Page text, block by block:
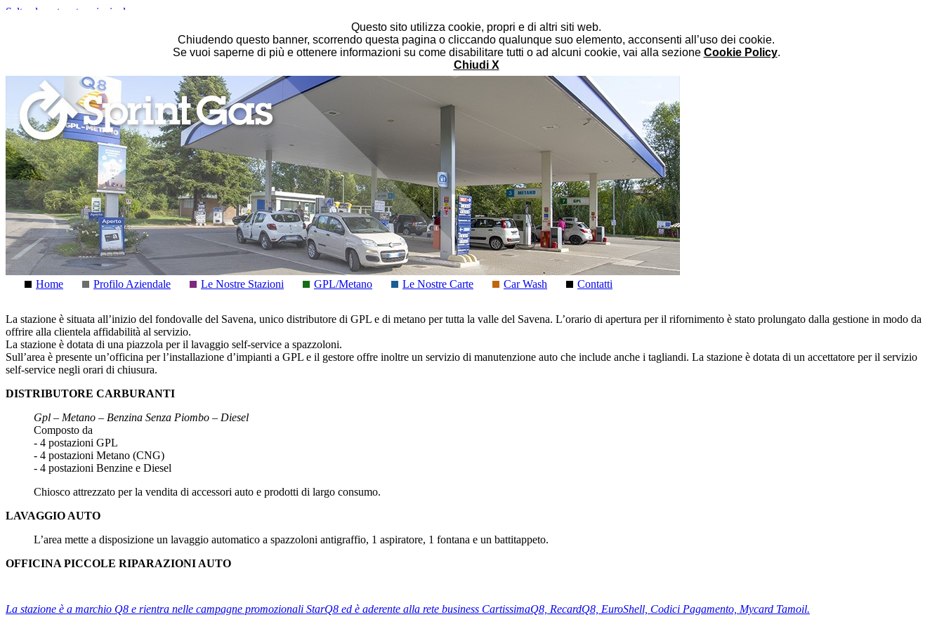
Salta al contenuto principale
Questo sito utilizza cookie, propri e di altri siti web.
Chiudendo questo banner, scorrendo questa pagina o cliccando qualunque suo elemento, acconsenti all’uso dei cookie.
Se vuoi saperne di più e ottenere informazioni su come disabilitare tutti o ad alcuni cookie, vai alla sezione Cookie Policy.
Chiudi X
Home Profilo Aziendale Le Nostre Stazioni GPL/Metano Le Nostre Carte Car Wash Contatti
La stazione è situata all’inizio del fondovalle del Savena, unico distributore di GPL e di metano per tutta la valle del Savena. L’orario di apertura per il rifornimento è stato prolungato dalla gestione in modo da
offrire alla clientela affidabilità al servizio.
La stazione è dotata di una piazzola per il lavaggio self-service a spazzoloni.
Sull’area è presente un’officina per l’installazione d’impianti a GPL e il gestore offre inoltre un servizio di manutenzione auto che include anche i tagliandi. La stazione è dotata di un accettatore per il servizio
self-service negli orari di chiusura.
DISTRIBUTORE CARBURANTI
Gpl – Metano – Benzina Senza Piombo – Diesel
Composto da
- 4 postazioni GPL
- 4 postazioni Metano (CNG)
- 4 postazioni Benzine e Diesel
Chiosco attrezzato per la vendita di accessori auto e prodotti di largo consumo.
LAVAGGIO AUTO
L’area mette a disposizione un lavaggio automatico a spazzoloni antigraffio, 1 aspiratore, 1 fontana e un battitappeto.
OFFICINA PICCOLE RIPARAZIONI AUTO
La stazione è a marchio Q8 e rientra nelle campagne promozionali StarQ8 ed è aderente alla rete business CartissimaQ8, RecardQ8, EuroShell, Codici Pagamento, Mycard Tamoil.